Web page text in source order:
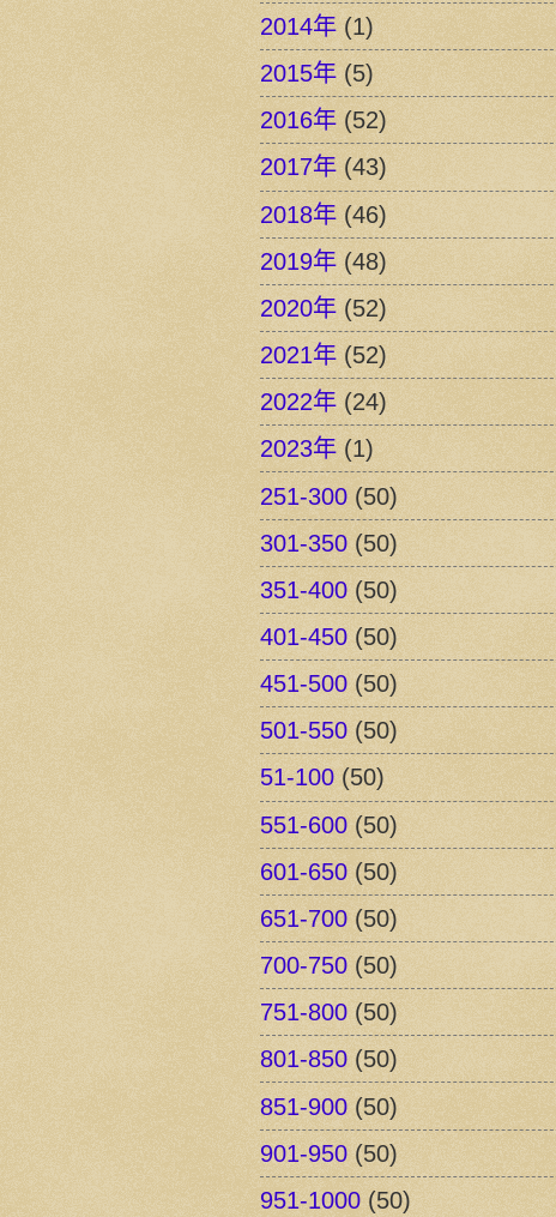
2014年 (1)
2015年 (5)
2016年 (52)
2017年 (43)
2018年 (46)
2019年 (48)
2020年 (52)
2021年 (52)
2022年 (24)
2023年 (1)
251-300 (50)
301-350 (50)
351-400 (50)
401-450 (50)
451-500 (50)
501-550 (50)
51-100 (50)
551-600 (50)
601-650 (50)
651-700 (50)
700-750 (50)
751-800 (50)
801-850 (50)
851-900 (50)
901-950 (50)
951-1000 (50)